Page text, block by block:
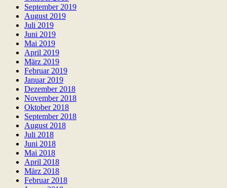
September 2019
August 2019
Juli 2019
Juni 2019
Mai 2019
April 2019
März 2019
Februar 2019
Januar 2019
Dezember 2018
November 2018
Oktober 2018
September 2018
August 2018
Juli 2018
Juni 2018
Mai 2018
April 2018
März 2018
Februar 2018